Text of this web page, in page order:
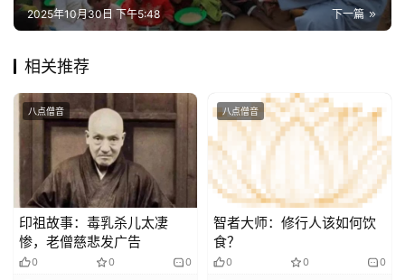
下一篇
2025年10月30日 下午5:48
相关推荐
八点僧音
印祖故事：毒乳杀儿太凄
惨，老僧慈悲发广告
0 0 0
八点僧音
智者大师：修行人该如何饮
食？
0 0 0